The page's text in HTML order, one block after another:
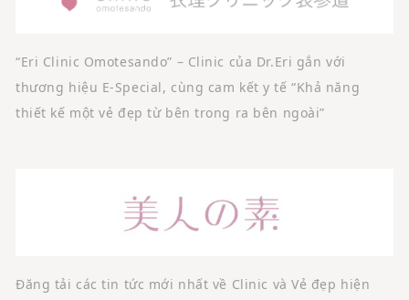
“Eri Clinic Omotesando” – Clinic của Dr.Eri gắn với
thương hiệu E-Special, cùng cam kết y tế “Khả năng
thiết kế một vẻ đẹp từ bên trong ra bên ngoài”
Đăng tải các tin tức mới nhất về Clinic và Vẻ đẹp hiện